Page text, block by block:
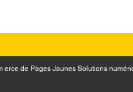
de Pages Jaunes Solutions